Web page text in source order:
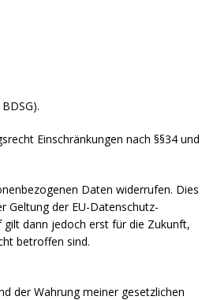
Einschränkungen nach §§34 und
Daten widerrufen. Dies
Geltung der EU-Datenschutz-
dann jedoch erst für die Zukunft,
betroffen sind.
der Wahrung meiner gesetzlichen